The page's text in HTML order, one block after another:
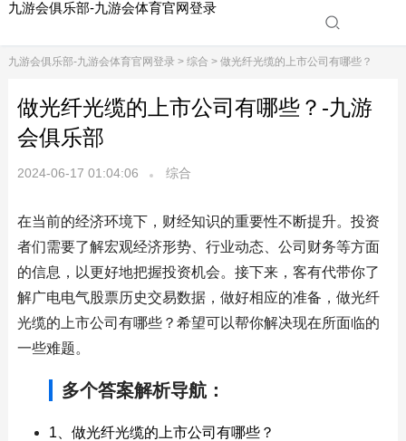
九游会俱乐部-九游会体育官网登录
九游会俱乐部-九游会体育官网登录> 综合 > 做光纤光缆的上市公司有哪些？
做光纤光缆的上市公司有哪些？-九游
会俱乐部
2024-06-17 01:04:06 综合
在当前的经济环境下，财经知识的重要性不断提升。投资
者们需要了解宏观经济形势、行业动态、公司财务等方面
的信息，以更好地把握投资机会。接下来，客有代带你了
解广电电气股票历史交易数据，做好相应的准备，做光纤
光缆的上市公司有哪些？希望可以帮你解决现在所面临的
一些难题。
多个答案解析导航：
1、做光纤光缆的上市公司有哪些？